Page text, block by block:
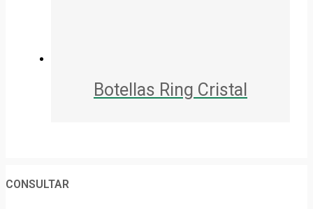
Botellas Ring Cristal
CONSULTAR